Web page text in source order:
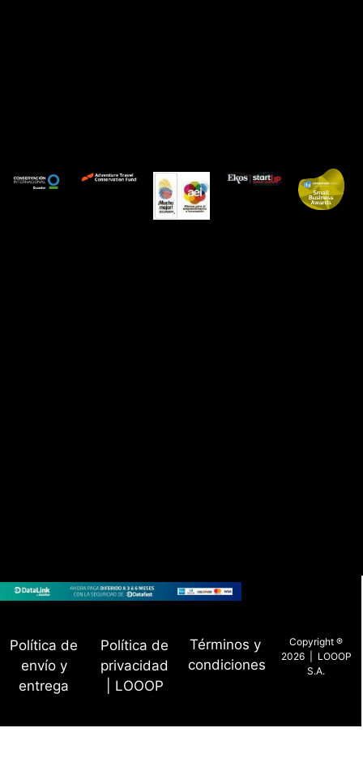
Política de
envío y
entrega
Política de
privacidad
| LOOOP
Términos y
condiciones
Copyright ®
2026 | LOOOP
S.A.